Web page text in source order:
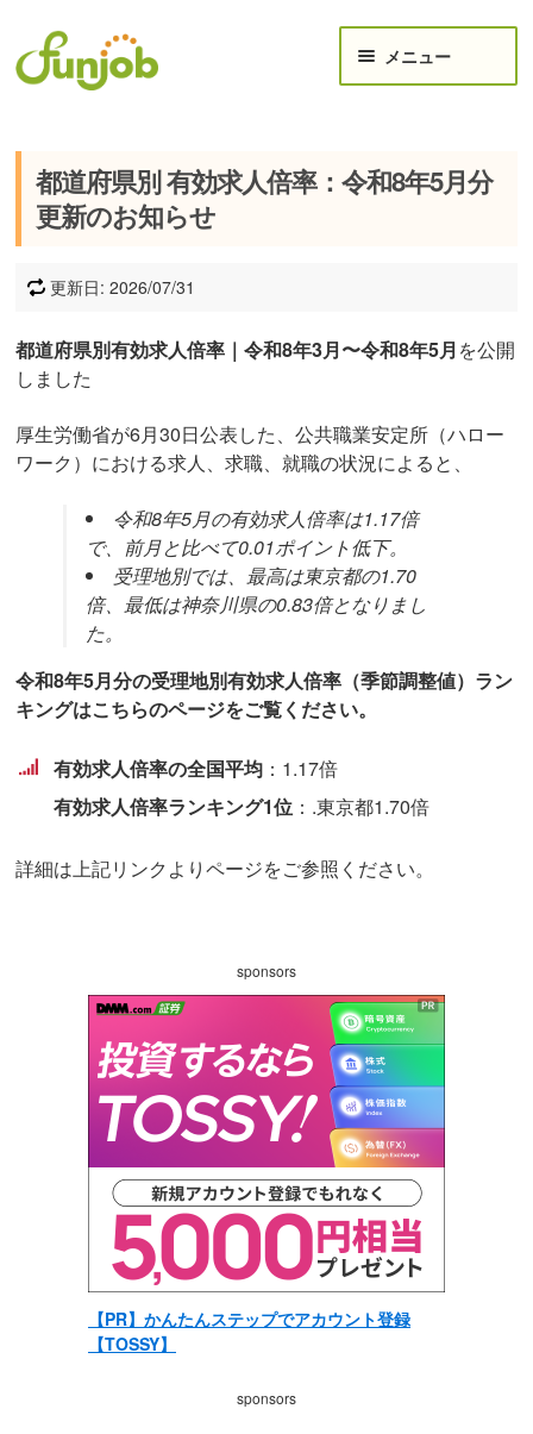
ナビゲーションへスキップ
コンテンツへスキップ
メニュー
月給から手取り計算｜月収年収_手取りシミュレーショ
ン
ボーナス(賞与)手取り計算機
【失業手当】計算機＆受給方法
ご要望・ご報告受付
有効求人倍率関連
有効求人倍率とは
都道府県別有効求人倍率ランキング
全国安定所別の有効求人倍率
賃金関連
地域別最低賃金
雇用関連
転職入職者が前職を辞めた理由
新卒者の産業別離職状況
おすすめ記事一覧
知っておきたい手取りと額面(総支給)の違い
転職・キャリアアップにおすすめの資格
【2026年版】年収の壁まとめ
夏のボーナスは使い道は貯蓄？それとも投資？
都道府県別 有効求人倍率：令和8年5月分
更新のお知らせ
更新日: 2026/07/31
都道府県別有効求人倍率｜令和8年3月〜令和8年5月 を公開
しました
厚生労働省が6月30日公表した、公共職業安定所（ハロー
ワーク）における求人、求職、就職の状況によると、
令和8年5月の有効求人倍率は1.17倍
で、前月と比べて0.01ポイント低下。
受理地別では、最高は東京都の1.70
倍、最低は神奈川県の0.83倍となりまし
た。
令和8年5月分の受理地別有効求人倍率（季節調整値）ラン
キングはこちらのページをご覧ください。
有効求人倍率の全国平均 ：1.17倍
有効求人倍率ランキング1位 ：.東京都1.70倍
詳細は上記リンクよりページをご参照ください。
sponsors
【PR】かんたんステップでアカウント登録
【TOSSY】
sponsors